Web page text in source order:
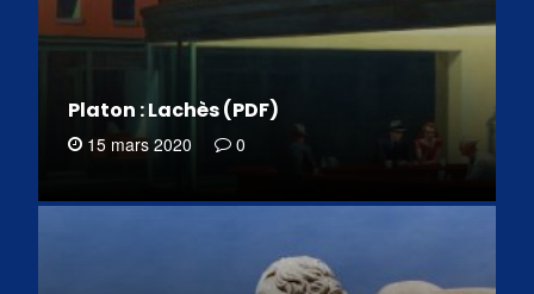
Platon : Lachès (PDF)
15 mars 2020 0